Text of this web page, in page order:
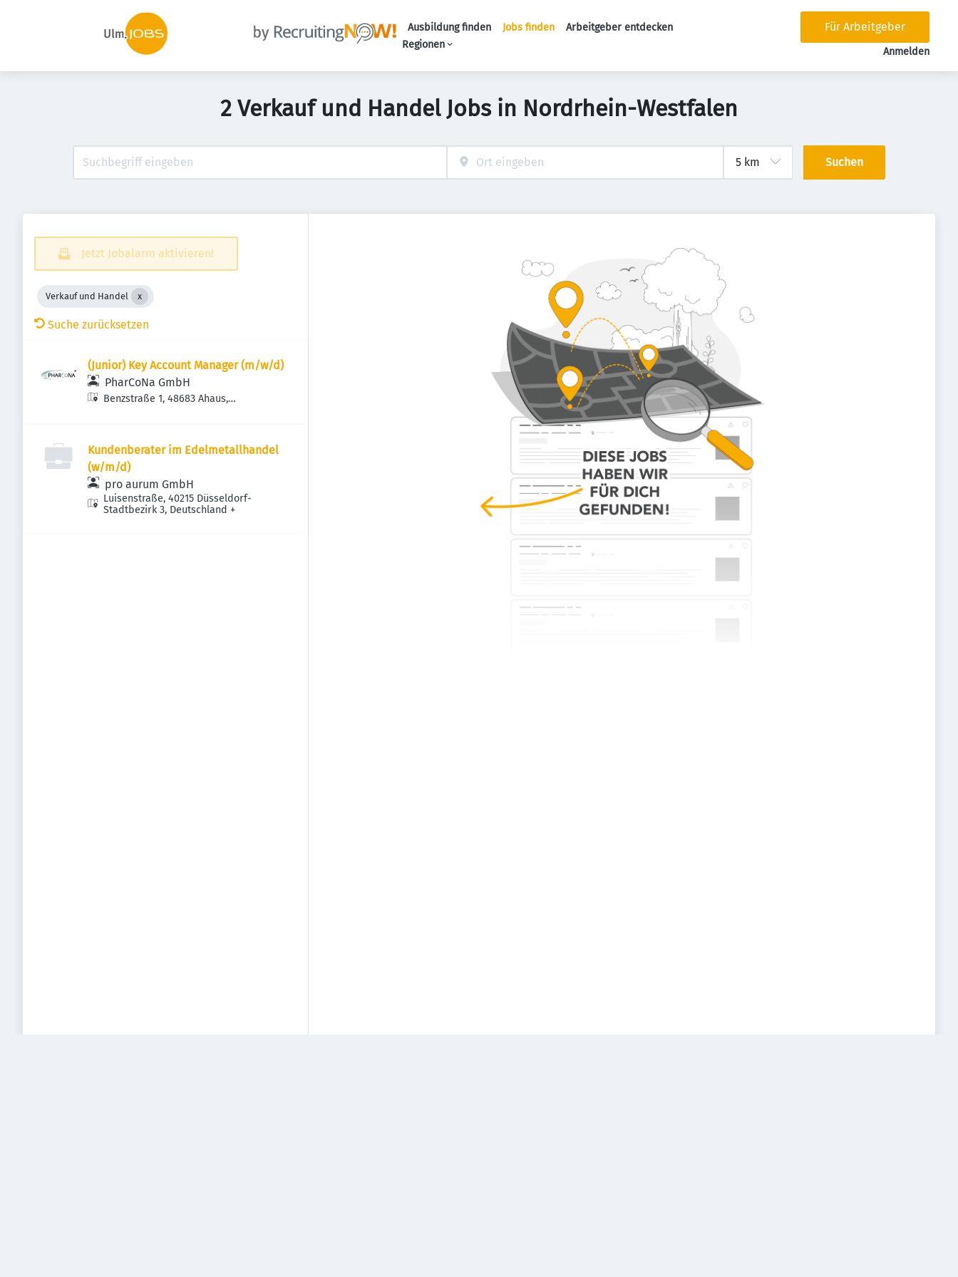
Ausbildung finden Jobs finden
Arbeitgeber entdecken
Regionen
Für Arbeitgeber
Anmelden
2 Verkauf und Handel Jobs in Nordrhein-Westfalen
Suchen
Jetzt Jobalarm aktivieren!
Verkauf und Handel
Suche zurücksetzen
(Junior) Key Account Manager (m/w/d)
PharCoNa GmbH
Benzstraße 1, 48683 Ahaus,
Kundenberater im Edelmetallhandel
(w/m/d)
pro aurum GmbH
Luisenstraße, 40215 Düsseldorf-
Stadtbezirk 3, Deutschland +